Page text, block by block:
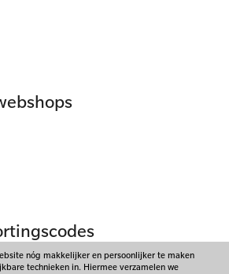
nóg makkelijker en persoonlijker te maken
technieken in. Hiermee verzamelen we